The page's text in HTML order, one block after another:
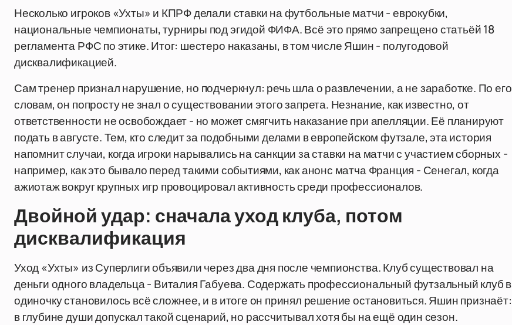
Несколько игроков «Ухты» и КПРФ делали ставки на футбольные матчи - еврокубки,
национальные чемпионаты, турниры под эгидой ФИФА. Всё это прямо запрещено статьёй 18
регламента РФС по этике. Итог: шестеро наказаны, в том числе Яшин - полугодовой
дисквалификацией.
Сам тренер признал нарушение, но подчеркнул: речь шла о развлечении, а не заработке. По его
словам, он попросту не знал о существовании этого запрета. Незнание, как известно, от
ответственности не освобождает - но может смягчить наказание при апелляции. Её планируют
подать в августе. Тем, кто следит за подобными делами в европейском футзале, эта история
напомнит случаи, когда игроки нарывались на санкции за ставки на матчи с участием сборных -
например, как это бывало перед такими событиями, как анонс матча Франция - Сенегал, когда
ажиотаж вокруг крупных игр провоцировал активность среди профессионалов.
Двойной удар: сначала уход клуба, потом
дисквалификация
Уход «Ухты» из Суперлиги объявили через два дня после чемпионства. Клуб существовал на
деньги одного владельца - Виталия Габуева. Содержать профессиональный футзальный клуб в
одиночку становилось всё сложнее, и в итоге он принял решение остановиться. Яшин признаёт:
в глубине души допускал такой сценарий, но рассчитывал хотя бы на ещё один сезон.